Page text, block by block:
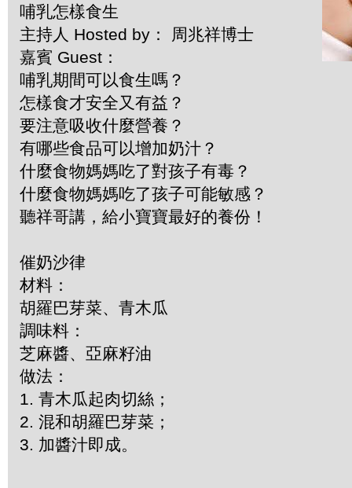
哺乳怎樣食生
主持人 Hosted by： 周兆祥博士
嘉賓 Guest：
哺乳期間可以食生嗎？
怎樣食才安全又有益？
要注意吸收什麼營養？
有哪些食品可以增加奶汁？
什麼食物媽媽吃了對孩子有毒？
什麼食物媽媽吃了孩子可能敏感？
聽祥哥講，給小寶寶最好的養份！
催奶沙律
材料：
胡羅巴芽菜、青木瓜
調味料：
芝麻醬、亞麻籽油
做法：
1. 青木瓜起肉切絲；
2. 混和胡羅巴芽菜；
3. 加醬汁即成。